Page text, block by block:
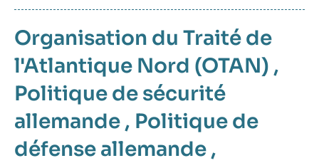
Organisation du Traité de
l'Atlantique Nord (OTAN) ,
Politique de sécurité
allemande , Politique de
défense allemande ,